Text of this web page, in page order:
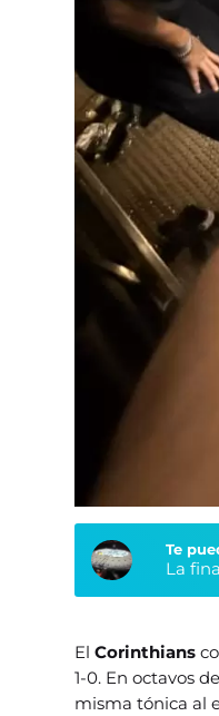
Te
La
ElCorinthians
1-0. En octavos
misma tónica al